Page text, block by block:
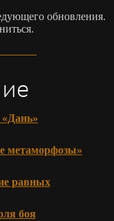
обновления.
«Дань»
метаморфозы»
равных
боя